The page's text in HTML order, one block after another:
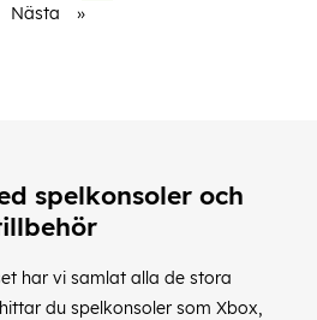
Nästa
»
spelkonsoler och
har vi samlat alla de stora
du spelkonsoler som Xbox,